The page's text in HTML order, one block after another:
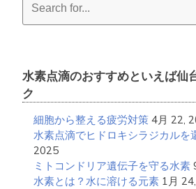
水素点滴のおすすめといえば仙
ク
細胞から整える疲労対策 4月 22,
水素点滴でヒドロキシラジカルを
2025
ミトコンドリア遺伝子を守る水素
水素とは？水に溶ける元素 1月